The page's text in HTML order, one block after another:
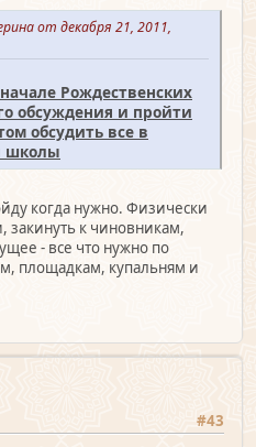
от декабря 21, 2011,
Рождественских
обсуждения и пройти
обсудить все в
школы
когда нужно. Физически
закинуть к чиновникам,
- все что нужно по
площадкам, купальням и
#43